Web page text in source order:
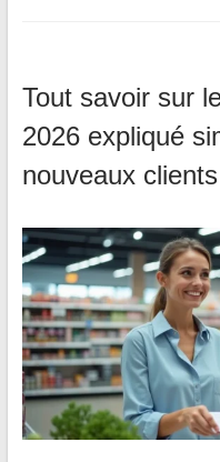
Tout savoir sur
2026 expliqué
nouveaux clients